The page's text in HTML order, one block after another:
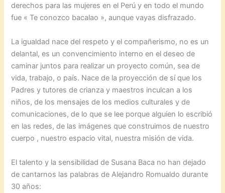
derechos para las mujeres en el Perú y en todo el mundo
fue « Te conozco bacalao », aunque vayas disfrazado.
La igualdad nace del respeto y el compañerismo, no es un
delantal, es un convencimiento interno en el deseo de
caminar juntos para realizar un proyecto común, sea de
vida, trabajo, o país. Nace de la proyección de sí que los
Padres y tutores de crianza y maestros inculcan a los
niños, de los mensajes de los medios culturales y de
comunicaciones, de lo que se lee porque alguien lo escribió
en las redes, de las imágenes que construimos de nuestro
cuerpo , nuestro espacio vital, nuestra misión de vida.
El talento y la sensibilidad de Susana Baca no han dejado
de cantarnos las palabras de Alejandro Romualdo durante
30 años: